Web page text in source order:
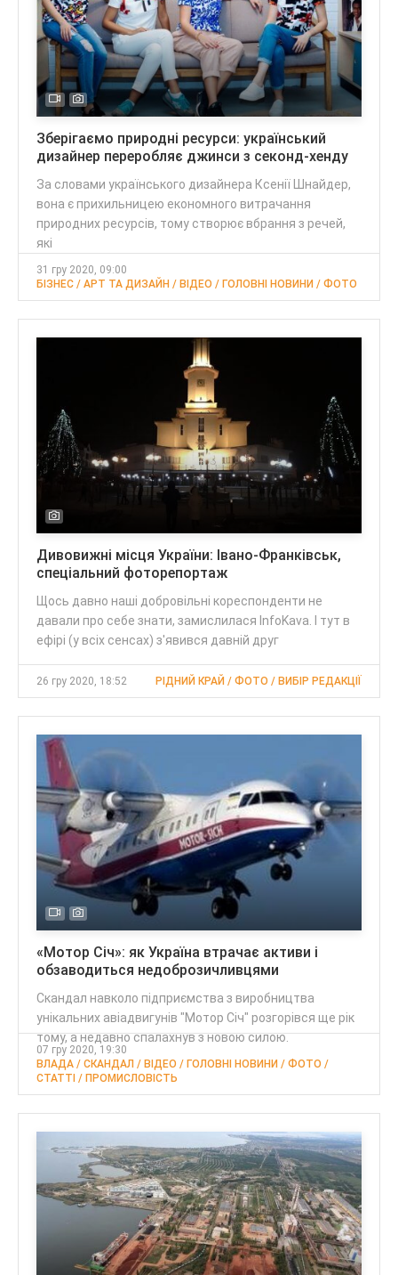
Зберігаємо природні ресурси: український
дизайнер переробляє джинси з секонд-хенду
За словами українського дизайнера Ксенії Шнайдер,
вона є прихильницею економного витрачання
природних ресурсів, тому створює вбрання з речей,
які
31 гру 2020, 09:00
БІЗНЕС / АРТ ТА ДИЗАЙН / ВІДЕО / ГОЛОВНІ НОВИНИ / ФОТО
Дивовижні місця України: Івано-Франківськ,
спеціальний фоторепортаж
Щось давно наші добровільні кореспонденти не
давали про себе знати, замислилася InfoKava. І тут в
ефірі (у всіх сенсах) з'явився давній друг
26 гру 2020, 18:52 РІДНИЙ КРАЙ / ФОТО / ВИБІР РЕДАКЦІЇ
«Мотор Січ»: як Україна втрачає активи і
обзаводиться недоброзичливцями
Скандал навколо підприємства з виробництва
унікальних авіадвигунів "Мотор Січ" розгорівся ще рік
тому, а недавно спалахнув з новою силою.
07 гру 2020, 19:30
ВЛАДА / СКАНДАЛ / ВІДЕО / ГОЛОВНІ НОВИНИ / ФОТО /
CТАТТІ / ПРОМИСЛОВІСТЬ